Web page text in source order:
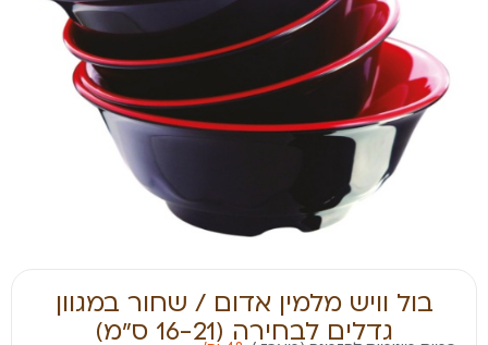
בול וויש מלמין אדום / שחור במגוון
גדלים לבחירה (16-21 ס״מ)